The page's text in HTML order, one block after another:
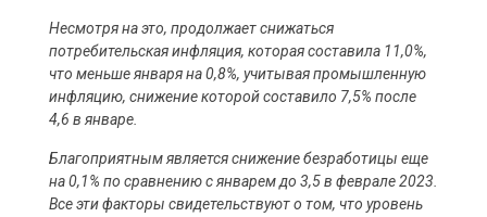
Несмотря на это, продолжает снижаться
потребительская инфляция, которая составила 11,0%,
что меньше января на 0,8%, учитывая промышленную
инфляцию, снижение которой составило 7,5% после
4,6 в январе.
Благоприятным является снижение безработицы еще
на 0,1% по сравнению с январем до 3,5 в феврале 2023.
Все эти факторы свидетельствуют о том, что уровень